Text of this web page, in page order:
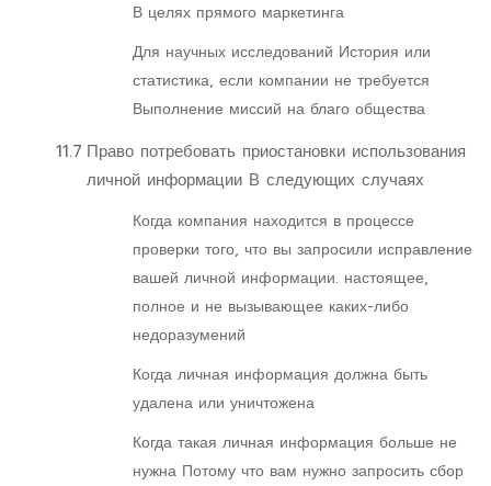
В целях прямого маркетинга
Для научных исследований История или
статистика, если компании не требуется
Выполнение миссий на благо общества
11.7 Право потребовать приостановки использования
личной информации В следующих случаях
Когда компания находится в процессе
проверки того, что вы запросили исправление
вашей личной информации. настоящее,
полное и не вызывающее каких-либо
недоразумений
Когда личная информация должна быть
удалена или уничтожена
Когда такая личная информация больше не
нужна Потому что вам нужно запросить сбор